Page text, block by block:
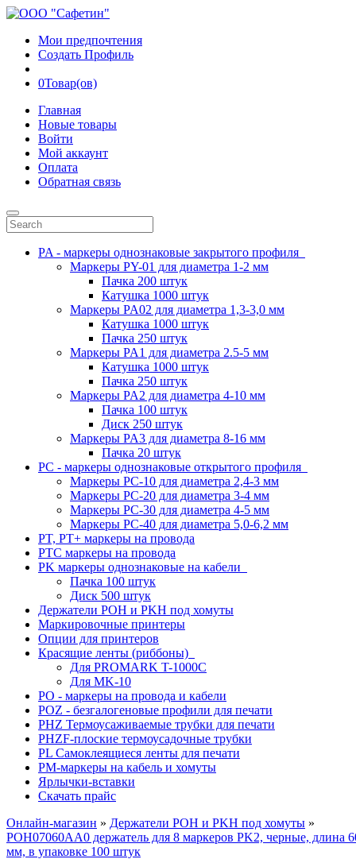
Мои предпочтения
Создать Профиль
0Товар(ов)
Главная
Новые товары
Войти
Мой аккаунт
Оплата
Обратная связь
PA - маркеры однознаковые закрытого профиля
Маркеры PY-01 для диаметра 1-2 мм
Пачка 200 штук
Катушка 1000 штук
Маркеры PA02 для диаметра 1,3-3,0 мм
Катушка 1000 штук
Пачка 250 штук
Маркеры PA1 для диаметра 2.5-5 мм
Катушка 1000 штук
Пачка 250 штук
Маркеры PA2 для диаметра 4-10 мм
Пачка 100 штук
Диск 250 штук
Маркеры PA3 для диаметра 8-16 мм
Пачка 20 штук
PC - маркеры однознаковые открытого профиля
Маркеры PC-10 для диаметра 2,4-3 мм
Маркеры PC-20 для диаметра 3-4 мм
Маркеры PC-30 для диаметра 4-5 мм
Маркеры PC-40 для диаметра 5,0-6,2 мм
PT, PT+ маркеры на провода
PTC маркеры на провода
PK маркеры однознаковые на кабели
Пачка 100 штук
Диск 500 штук
Держатели POH и PKH под хомуты
Маркировочные принтеры
Опции для принтеров
Красящие ленты (риббоны)
Для PROMARK T-1000C
Для MK-10
PO - маркеры на провода и кабели
POZ - безгалогеновые профили для печати
PHZ Термоусаживаемые трубки для печати
PHZF-плоские термоусадочные трубки
PL Самоклеящиеся ленты для печати
PM-маркеры на кабель и хомуты
Ярлычки-вставки
Скачать прайс
Онлайн-магазин » Держатели POH и PKH под хомуты »
POH07060AA0 держатель для 8 маркеров PK2, черные, длина
мм, в упаковке 100 штук